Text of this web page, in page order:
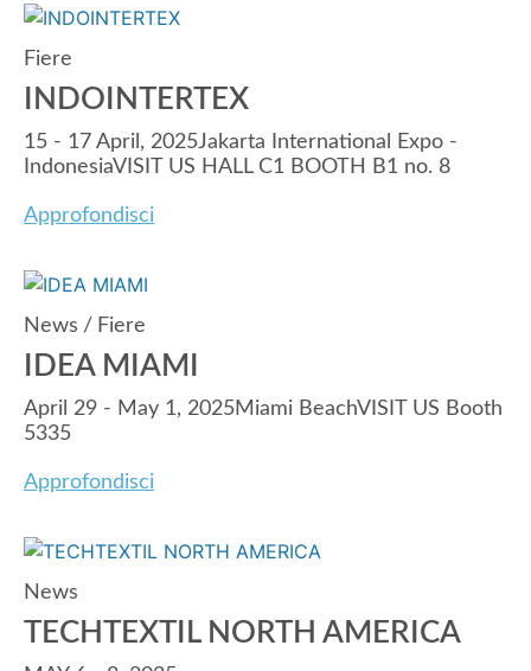
Fiere
INDOINTERTEX
15 - 17 April, 2025Jakarta International Expo -
IndonesiaVISIT US HALL C1 BOOTH B1 no. 8
Approfondisci
News / Fiere
IDEA MIAMI
April 29 - May 1, 2025Miami BeachVISIT US Booth
5335
Approfondisci
News
TECHTEXTIL NORTH AMERICA